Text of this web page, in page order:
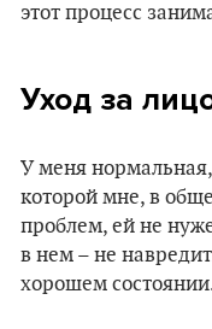
этот процесс
Уход за
У меня нормальная,
которой мне, в
проблем, ей не
в нем – не
хорошем